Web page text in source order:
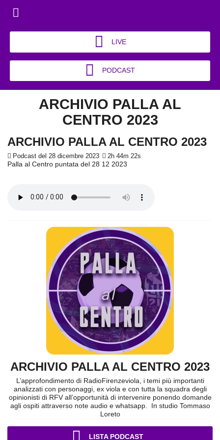
LIVE
PODCAST
ARCHIVIO PALLA AL
CENTRO 2023
ARCHIVIO PALLA AL CENTRO 2023
Podcast del 28 dicembre 2023 2h 44m 22s
Palla al Centro puntata del 28 12 2023
ARCHIVIO PALLA AL CENTRO 2023
L’approfondimento di RadioFirenzeviola, i temi più importanti
analizzati con personaggi, ex viola e con tutta la squadra degli
opinionisti di RFV all’opportunità di intervenire ponendo domande
agli ospiti attraverso note audio e whatsapp. In studio Tommaso
Loreto
LISTA PODCAST